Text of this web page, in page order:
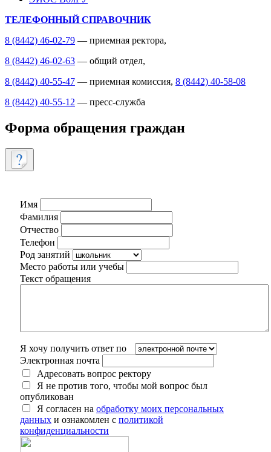
ТЕЛЕФОННЫЙ СПРАВОЧНИК
8 (8442) 46-02-79 — приемная ректора,
8 (8442) 46-02-63 — общий отдел,
8 (8442) 40-55-47 — приемная комиссия, 8 (8442) 40-58-08
8 (8442) 40-55-12 — пресс-служба
Форма обращения граждан
Имя
Фамилия
Отчество
Телефон
Род занятий
Место работы или учебы
Текст обращения
Я хочу получить ответ по
Электронная почта
Адресовать вопрос ректору
Я не против того, чтобы мой вопрос был
опубликован
Я согласен на обработку моих персональных
данных и ознакомлен с политикой
конфиденциальности